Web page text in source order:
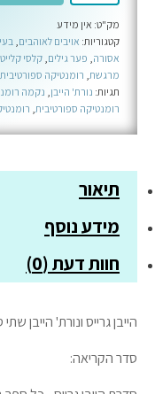
גרייס
+
נורת'
הייבן
המלא
מק"ט: אין מידע
קטגוריות: אויבים לאוהבים
אסורה פער גילים קלסי
מרגשת רומנטיקה ספורטיבית
תגיות: נורת' הייבן נקמה
רומנטיקה ספורטיבית
תיאור
מידע נוסף
חוות דעת (0)
הייבן גרייס ונורת' הייבן
סדר הקריאה: